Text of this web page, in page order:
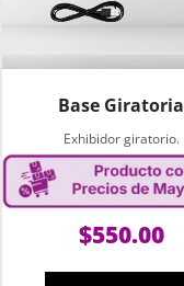
Base Giratoria
Exhibidor giratorio.
$550.00